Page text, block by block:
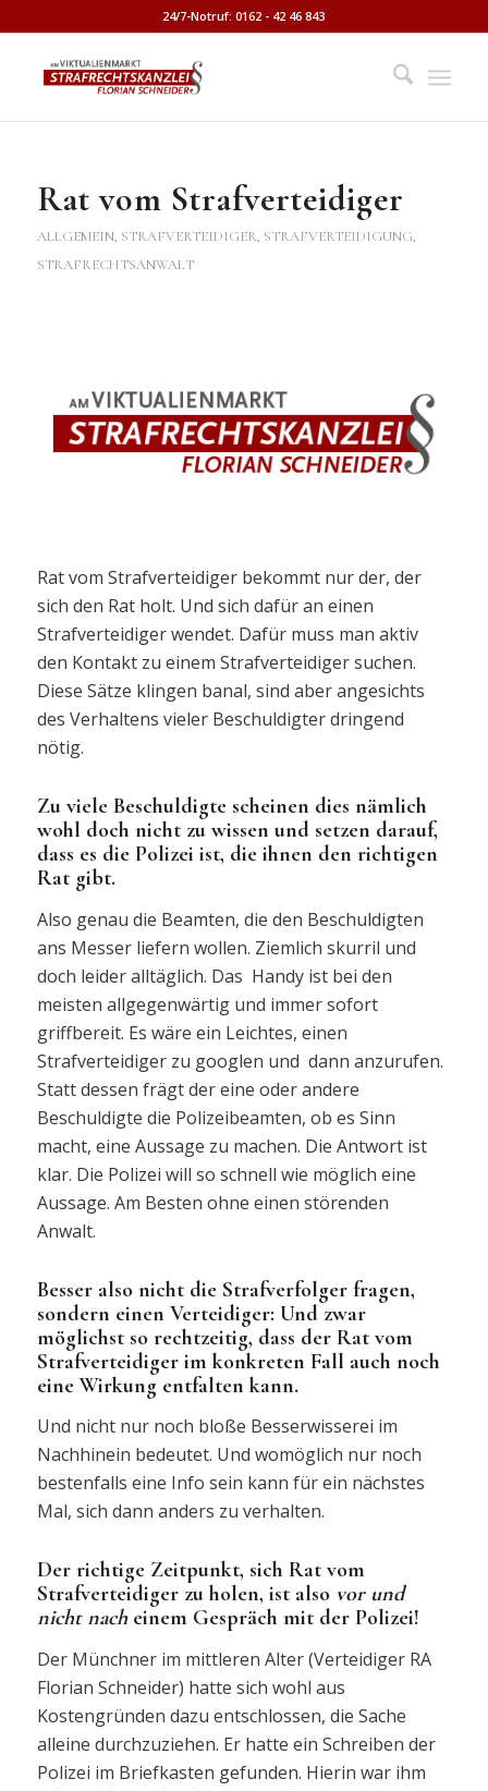
24/7-Notruf: 0162 - 42 46 843
Rat vom Strafverteidiger
ALLGEMEIN, STRAFVERTEIDIGER, STRAFVERTEIDIGUNG,
STRAFRECHTSANWALT
Rat vom Strafverteidiger bekommt nur der, der
sich den Rat holt. Und sich dafür an einen
Strafverteidiger wendet. Dafür muss man aktiv
den Kontakt zu einem Strafverteidiger suchen.
Diese Sätze klingen banal, sind aber angesichts
des Verhaltens vieler Beschuldigter dringend
nötig.
Zu viele Beschuldigte scheinen dies nämlich
wohl doch nicht zu wissen und setzen darauf,
dass es die Polizei ist, die ihnen den richtigen
Rat gibt.
Also genau die Beamten, die den Beschuldigten
ans Messer liefern wollen. Ziemlich skurril und
doch leider alltäglich. Das Handy ist bei den
meisten allgegenwärtig und immer sofort
griffbereit. Es wäre ein Leichtes, einen
Strafverteidiger zu googlen und dann anzurufen.
Statt dessen frägt der eine oder andere
Beschuldigte die Polizeibeamten, ob es Sinn
macht, eine Aussage zu machen. Die Antwort ist
klar. Die Polizei will so schnell wie möglich eine
Aussage. Am Besten ohne einen störenden
Anwalt.
Besser also nicht die Strafverfolger fragen,
sondern einen Verteidiger: Und zwar
möglichst so rechtzeitig, dass der Rat vom
Strafverteidiger im konkreten Fall auch noch
eine Wirkung entfalten kann.
Und nicht nur noch bloße Besserwisserei im
Nachhinein bedeutet. Und womöglich nur noch
bestenfalls eine Info sein kann für ein nächstes
Mal, sich dann anders zu verhalten.
Der richtige Zeitpunkt, sich Rat vom
Strafverteidiger zu holen, ist also vor und
nicht nach einem Gespräch mit der Polizei!
Der Münchner im mittleren Alter (Verteidiger RA
Florian Schneider) hatte sich wohl aus
Kostengründen dazu entschlossen, die Sache
alleine durchzuziehen. Er hatte ein Schreiben der
Polizei im Briefkasten gefunden. Hierin war ihm